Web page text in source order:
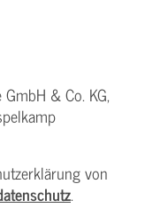
& Co. KG,
von
.